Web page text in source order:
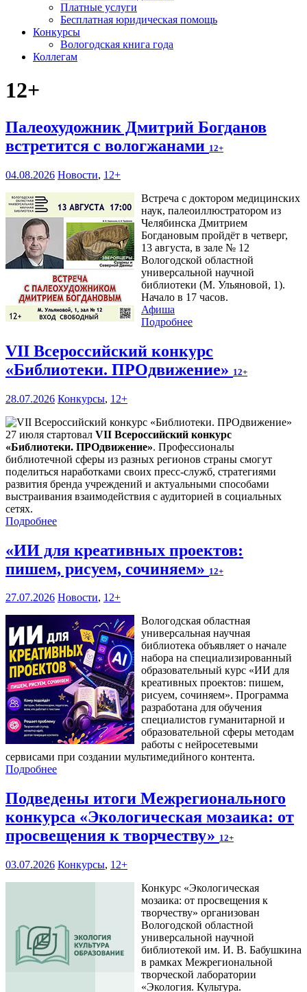
Платные услуги
Бесплатная юридическая помощь
Конкурсы
Вологодская книга года
Коллегам
12+
Палеохудожник Дмитрий Богданов
встретится с вологжанами 12+
04.08.2026 Новости, 12+
Встреча с доктором медицинских
наук, палеоиллюстратором из
Челябинска Дмитрием
Богдановым пройдёт в четверг,
13 августа, в зале № 12
Вологодской областной
универсальной научной
библиотеки (М. Ульяновой, 1).
Начало в 17 часов.
Афиша
Подробнее
VII Всероссийский конкурс
«Библиотеки. ПРОдвижение» 12+
28.07.2026 Конкурсы, 12+
27 июля стартовал VII Всероссийский конкурс
«Библиотеки. ПРОдвижение». Профессионалы
библиотечной сферы из разных регионов страны смогут
поделиться наработками своих пресс-служб, стратегиями
развития бренда учреждений и актуальными способами
выстраивания взаимодействия с аудиторией в социальных
сетях.
Подробнее
«ИИ для креативных проектов:
пишем, рисуем, сочиняем» 12+
27.07.2026 Новости, 12+
Вологодская областная
универсальная научная
библиотека объявляет о начале
набора на специализированный
образовательный курс «ИИ для
креативных проектов: пишем,
рисуем, сочиняем». Программа
разработана для обучения
специалистов гуманитарной и
образовательной сферы методам
работы с нейросетевыми
сервисами при создании мультимедийного контента.
Подробнее
Подведены итоги Межрегионального
конкурса «Экологическая мозаика: от
просвещения к творчеству» 12+
03.07.2026 Конкурсы, 12+
Конкурс «Экологическая
мозаика: от просвещения к
творчеству» организован
Вологодской областной
универсальной научной
библиотекой им. И. В. Бабушкина
в рамках Межрегиональной
творческой лаборатории
«Экология. Культура.